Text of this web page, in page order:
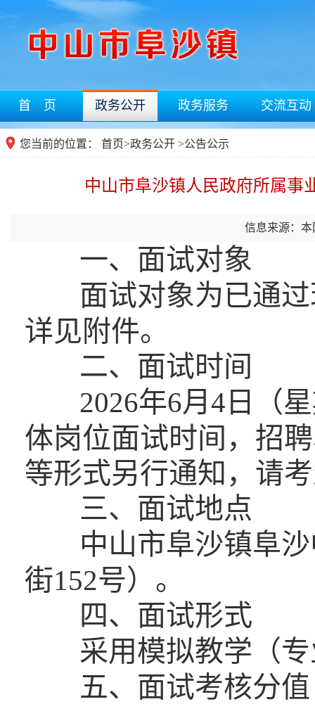
首 页 政务公开 政务服务 交流互动
您当前的位置： 首页>政务公开 >公告公示
中山市阜沙镇人民政府所属事
信息来源：本
一、面试对象
面试对象为已通
详见附件。
二、面试时间
2026年6月4日（
体岗位面试时间，招
等形式另行通知，请
三、面试地点
中山市阜沙镇阜
街152号）。
四、面试形式
采用模拟教学（
五、面试考核分值